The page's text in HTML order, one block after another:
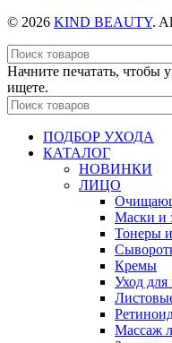
© 2026 KIND BEAUTY.
Начните печатать, чтобы
ищете.
ПОДБОР УХОДА
КАТАЛОГ
НОВИНКИ
ЛИЦО
Маски и
Тонеры
Кремы
Уход для
Массаж